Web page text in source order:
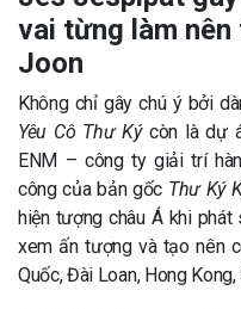
vai từng làm
Joon
Không chỉ gây chú ý bởi
Yêu Cô Thư Kýcòn là dự
ENM – công ty giải trí
công của bản gốc Thư Ký
hiện tượng châu Á khi
xem ấn tượng và tạo nên
Quốc, Đài Loan, Hong